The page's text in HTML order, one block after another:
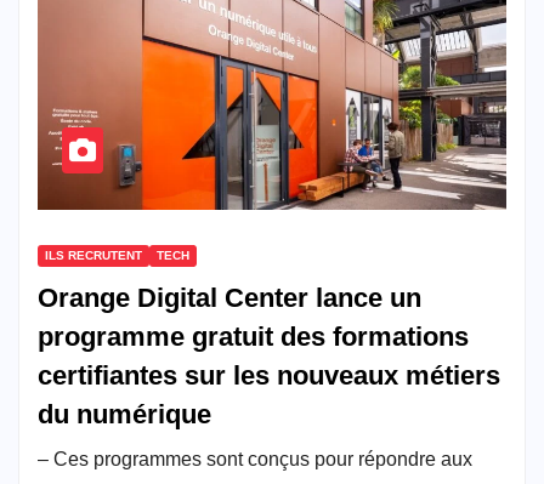
ILS RECRUTENT TECH
Orange Digital Center lance un
programme gratuit des formations
certifiantes sur les nouveaux métiers
du numérique
– Ces programmes sont conçus pour répondre aux